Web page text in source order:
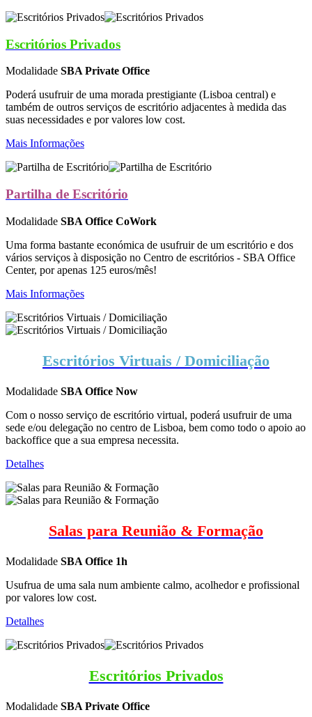
Escritórios Privados
Modalidade SBA Private Office
Poderá usufruir de uma morada prestigiante (Lisboa central) e
também de outros serviços de escritório adjacentes à medida das
suas necessidades e por valores low cost.
Mais Informações
Partilha de Escritório
Modalidade SBA Office CoWork
Uma forma bastante económica de usufruir de um escritório e dos
vários serviços à disposição no Centro de escritórios - SBA Office
Center, por apenas 125 euros/mês!
Mais Informações
Escritórios Virtuais / Domiciliação
Modalidade SBA Office Now
Com o nosso serviço de escritório virtual, poderá usufruir de uma
sede e/ou delegação no centro de Lisboa, bem como todo o apoio ao
backoffice que a sua empresa necessita.
Detalhes
Salas para Reunião & Formação
Modalidade SBA Office 1h
Usufrua de uma sala num ambiente calmo, acolhedor e profissional
por valores low cost.
Detalhes
Escritórios Privados
Modalidade SBA Private Office